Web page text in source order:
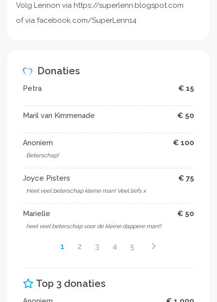
Volg Lennon via https://superlenn.blogspot.com
of via facebook.com/SuperLenn14
Donaties
Petra € 15
Maril van Kimmenade € 50
Anoniem € 100
Beterschap!
Joyce Pisters € 75
Heel veel beterschap kleine man! Veel liefs x
Marielle € 50
heel veel beterschap voor de kleine dappere man!!
1 2 3 4 5
Top 3 donaties